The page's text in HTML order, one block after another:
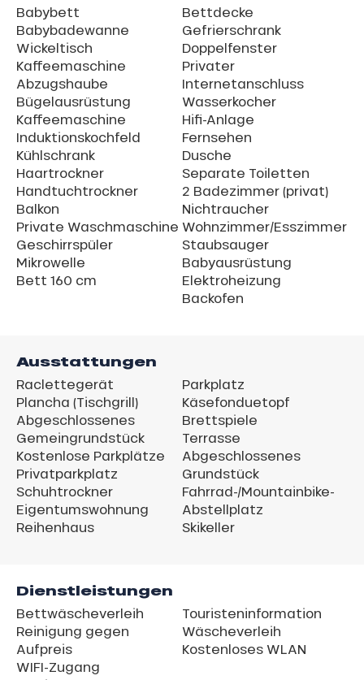
Babybett
Babybadewanne
Wickeltisch
Kaffeemaschine
Abzugshaube
Bügelausrüstung
Kaffeemaschine
Induktionskochfeld
Kühlschrank
Haartrockner
Handtuchtrockner
Balkon
Private Waschmaschine
Geschirrspüler
Mikrowelle
Bett 160 cm
Bettdecke
Gefrierschrank
Doppelfenster
Privater
Internetanschluss
Wasserkocher
Hifi-Anlage
Fernsehen
Dusche
Separate Toiletten
2 Badezimmer (privat)
Nichtraucher
Wohnzimmer/Esszimmer
Staubsauger
Babyausrüstung
Elektroheizung
Backofen
Ausstattungen
Raclettegerät
Plancha (Tischgrill)
Abgeschlossenes
Gemeingrundstück
Kostenlose Parkplätze
Privatparkplatz
Schuhtrockner
Eigentumswohnung
Reihenhaus
Parkplatz
Käsefonduetopf
Brettspiele
Terrasse
Abgeschlossenes
Grundstück
Fahrrad-/Mountainbike-
Abstellplatz
Skikeller
Dienstleistungen
Bettwäscheverleih
Reinigung gegen
Aufpreis
WIFI-Zugang
Touristeninformation
Wäscheverleih
Kostenloses WLAN